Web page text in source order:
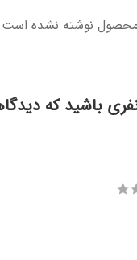
نوشته نشده
باشید که